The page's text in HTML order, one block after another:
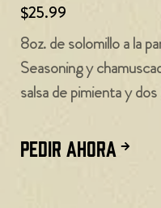
$25.99
8oz. de solomillo a la
Seasoning y
salsa de pimienta y
PEDIR AHORA